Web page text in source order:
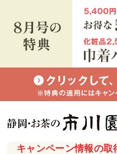
キャンペーン情報の取